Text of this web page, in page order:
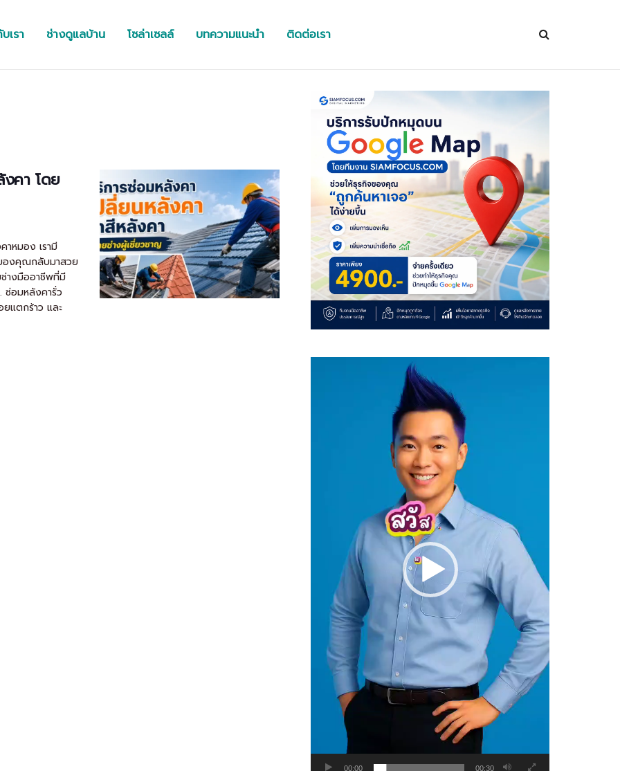
เรา ช่างดูแลบ้าน โซล่าเซลล์ บทความแนะนำ ติดต่อเรา
งคา โดย
หมอง เรามี
องคุณกลับมาสวย
างมืออาชีพที่มี
ซ่อมหลังคารั่ว
แตกร้าว และ
00:00 00:30